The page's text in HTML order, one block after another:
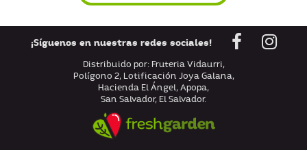
¡Síguenos en nuestras redes sociales!
Distribuido por: Fruteria Vidaurri,
Polígono 2, Lotificación Joya Galana,
Hacienda El Ángel, Apopa,
San Salvador, El Salvador.